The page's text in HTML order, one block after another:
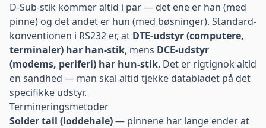
D-Sub-stik kommer altid i par — det ene er han (med
pinne) og det andet er hun (med bøsninger). Standard-
konventionen i RS232 er, at DTE-udstyr (computere,
terminaler) har han-stik, mens DCE-udstyr
(modems, periferi) har hun-stik. Det er rigtignok altid
en sandhed — man skal altid tjekke databladet på det
specifikke udstyr.
Termineringsmetoder
Solder tail (loddehale)— pinnene har lange ender at